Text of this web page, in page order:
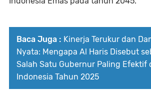
Baca Juga : Kinerja Terukur dan
Nyata: Mengapa Al Haris Disebut
Salah Satu Gubernur Paling Efektif
Indonesia Tahun 2025